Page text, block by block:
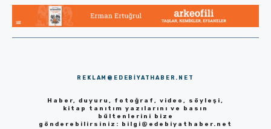
REKLAM@EDEBIYATHABER.NET
Haber, duyuru, fotoğraf, video, söyleşi,
kitap tanıtım yazılarını ve basın
bültenlerini bize
gönderebilirsiniz: bilgi@edebiyathaber.net